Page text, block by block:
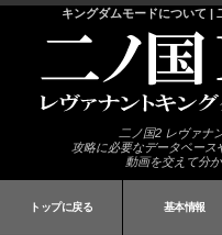
キングダムモードについて |
二ノ国2 レヴァナ
攻略に必要なデータベー
動画を交えて分
トップに戻る 基本情報